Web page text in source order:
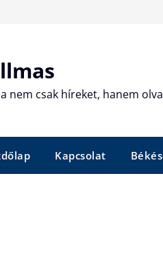
nem csak híreket, hanem
Kapcsolat